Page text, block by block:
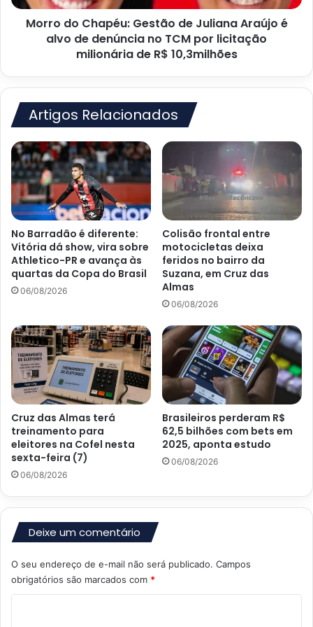
alvo
denúncia
milionária
de
R$
10,3milhões
Morro do Chapéu: Gestão de Juliana Araújo é
alvo de denúncia no TCM por licitação
milionária de R$ 10,3milhões
Artigos Relacionados
No Barradão é diferente:
Vitória dá show, vira sobre
Athletico-PR e avança às
quartas da Copa do Brasil
06/08/2026
Colisão frontal entre
motocicletas deixa
feridos no bairro da
Suzana, em Cruz das
Almas
06/08/2026
Cruz das Almas terá
treinamento para
eleitores na Cofel nesta
sexta-feira (7)
06/08/2026
Brasileiros perderam R$
62,5 bilhões com bets em
2025, aponta estudo
06/08/2026
Deixe um comentário
O seu endereço de e-mail não será publicado. Campos
obrigatórios são marcados com *